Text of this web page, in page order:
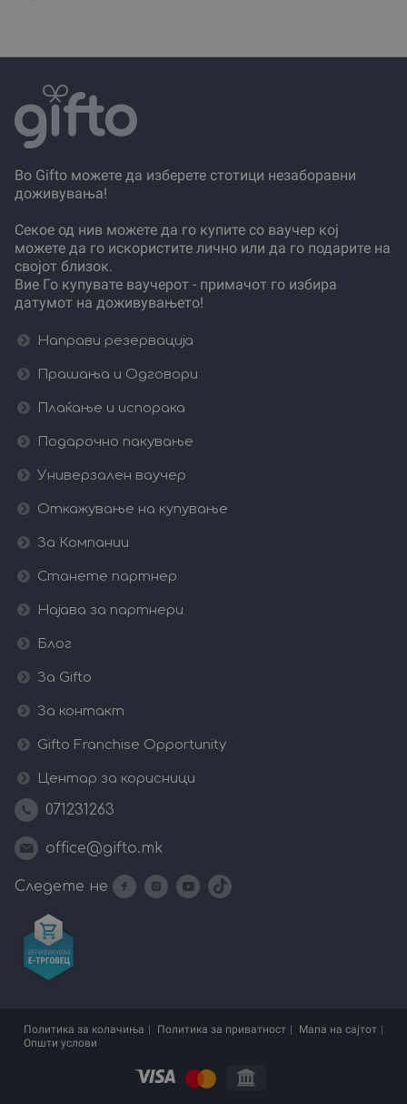
Во Gifto можете да изберете стотици незаборавни
доживувања!
Секое од нив можете да го купите со ваучер кој
можете да го искористите лично или да го подарите на
својот близок.
Вие Го купувате ваучерот - примачот го избира
датумот на доживувањето!
Направи резервација
Прашања и Одговори
Плаќање и испорака
Подарочно пакување
Универзален ваучер
Откажување на купување
За Компании
Станете партнер
Најава за партнери
Блог
За Gifto
За контакт
Gifto Franchise Opportunity
Центар за корисници
071231263
office@gifto.mk
Следете не
Политика за колачиња Политика за приватност
Мапа на сајтот
Општи услови